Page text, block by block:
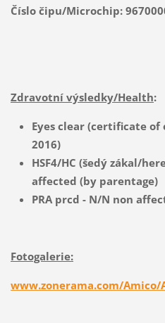
Číslo čipu/Microchip:
Zdravotní výsledky/Health:
Eyes clear (certificate
2016)
HSF4/HC (šedý zákal/
affected (by parentage)
PRA prcd - N/N non
Fotogalerie:
www.zonerama.com/Amico/